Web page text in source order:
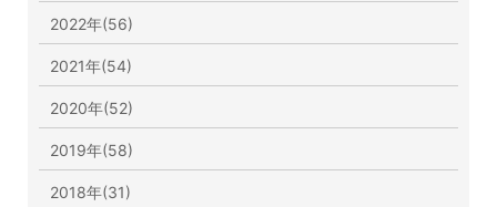
2022年(56)
2021年(54)
2020年(52)
2019年(58)
2018年(31)